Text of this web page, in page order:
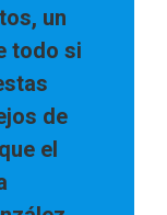
un
todo si
de
el